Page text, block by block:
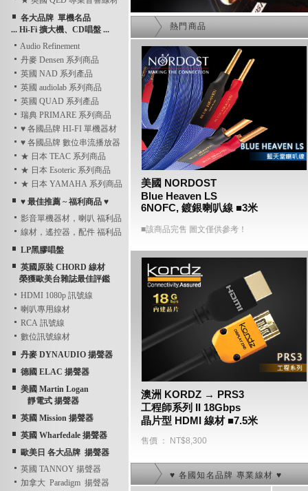
各大品牌 單機名品
... Hi-Fi 擴大機、CD唱盤 ...
Audio Refinement
丹麥 Densen 系列商品
英國 NAD 系列產品
英國 audiolab 系列商品
英國 QUAD 系列產品
瑞典 PRIMARE 系列商品
♥ 各國品牌 HI-FI 單機器材
♥ 各國品牌 數位串流播放器
★ 日本 TEAC 系列商品
★ 日本 Esoteric 系列商品
★ 日本 YAMAHA 系列商品
♥ 最佳推薦 ~ 福利商品 ♥
影音單機器材，喇叭 福利品
線材，遙控器，配件 福利品
LP黑膠唱盤
英國原裝 CHORD 線材
榮獲歐美台雜誌最佳評鑑
HDMI 1080p 訊號線
喇叭專用線材
RCA 訊號線
數位訊號線材
丹麥 DYNAUDIO 揚聲器
德國 ELAC 揚聲器
美國 Martin Logan
靜電式 揚聲器
英國 Mission 揚聲器
英國 Wharfedale 揚聲器
歐美日 各大品牌 揚聲器
英國 TANNOY 揚聲器
加拿大 Paradigm 揚聲器
熱門商品
美國 NORDOST
Blue Heaven LS
6NOFC, 鍍銀喇叭線 ■3米
■該商品完售 圖文僅供參考！
澳洲 KORDZ → PRS3
工程師系列 II 18Gbps
晶片型 HDMI 線材 ■7.5米
售價 ： NT$8,300
♥ 各國知名品牌 專業線材 ♥